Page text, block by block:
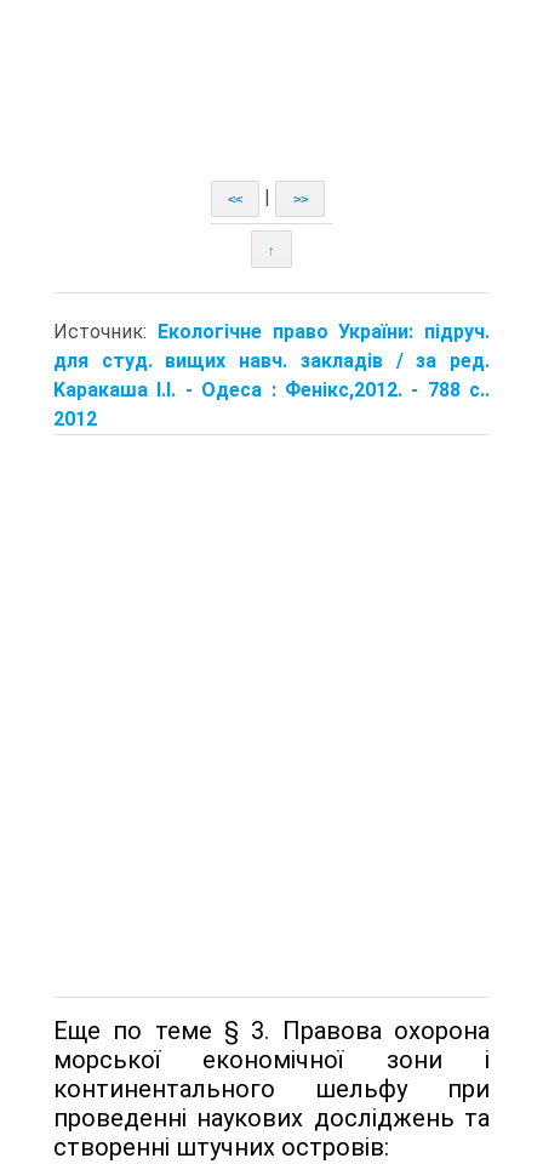
<< >>
↑
Источник: Екологічне право України: підруч.
для студ. вищих навч. закладів / за ред.
Kapaкаша І.І. - Одеса : Фенікс,2012. - 788 с..
2012
Еще по теме § 3. Правова охорона
морської економічної зони і
континентального шельфу при
проведенні наукових досліджень та
створенні штучних островів: